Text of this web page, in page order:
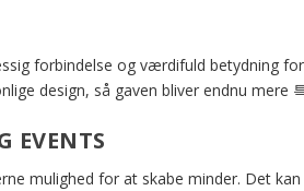
forbindelse og værdifuld betydning
design, så gaven bliver endnu mere
EVENTS
mulighed for at skabe minder. Det